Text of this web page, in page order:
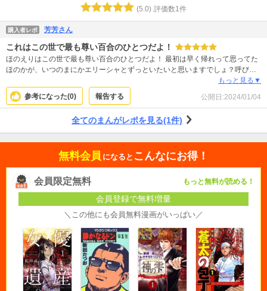
(5.0) 評価数1 件
購入者レポ 芳芳さん
これはこの世で最も尊い百合のひとつだよ！
ほのえりはこの世で最も尊い百合のひとつだよ！ 最初は早く帰れって思ってた
ほのかが、いつのまにかエリーシャとずっといたいと思いますでしょ？呼び名
も「エリ」になっているでしょ？エリーシャが感極まると英語使いますでし
ょ？末長くイチャイチャしていただく？いただくでしょ！！イチャイチャ、で
合ってる？
もっと見る▼
参考になった(0) 報告する 公開日:2024/01/04
全てのまんがレポを見る(1件)
無料会員 になると こんなにお得！
会員限定無料 もっと無料が読める！
会員登録で無料増量
＼この他にも会員無料漫画がいっぱい／